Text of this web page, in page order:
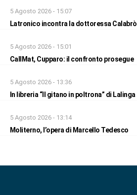
5 Agosto 2026 - 15:07
Latronico incontra la dottoressa Calabrò
5 Agosto 2026 - 15:01
CallMat, Cupparo: il confronto prosegue
5 Agosto 2026 - 13:36
In libreria “Il gitano in poltrona” di Lalinga
5 Agosto 2026 - 13:14
Moliterno, l’opera di Marcello Tedesco